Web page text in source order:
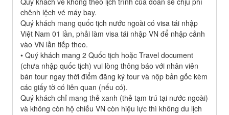
chênh lệch vé máy bay.
Quý khách mang quốc tịch nước ngoài có visa tái nhập
Việt Nam 01 lần, phải làm visa tái nhập VN để nhập cảnh
vào VN lần tiếp theo.
• Quý khách mang 2 Quốc tịch hoặc Travel document
(chưa nhập quốc tịch) vui lòng thông báo với nhân viên
bán tour ngay thời điểm đăng ký tour và nộp bản gốc kèm
các giấy tờ có liên quan (nếu có).
Quý khách chỉ mang thẻ xanh (thẻ tạm trú tại nước ngoài)
và không còn hộ chiếu VN còn hiệu lực thì không du lịch